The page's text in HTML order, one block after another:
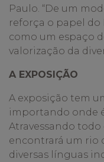
Paulo. “De um
reforça o papel do
como um espaço
valorização da
A EXPOSIÇÃO
A exposição tem
importando onde
Atravessando
encontrará um rio
diversas línguas